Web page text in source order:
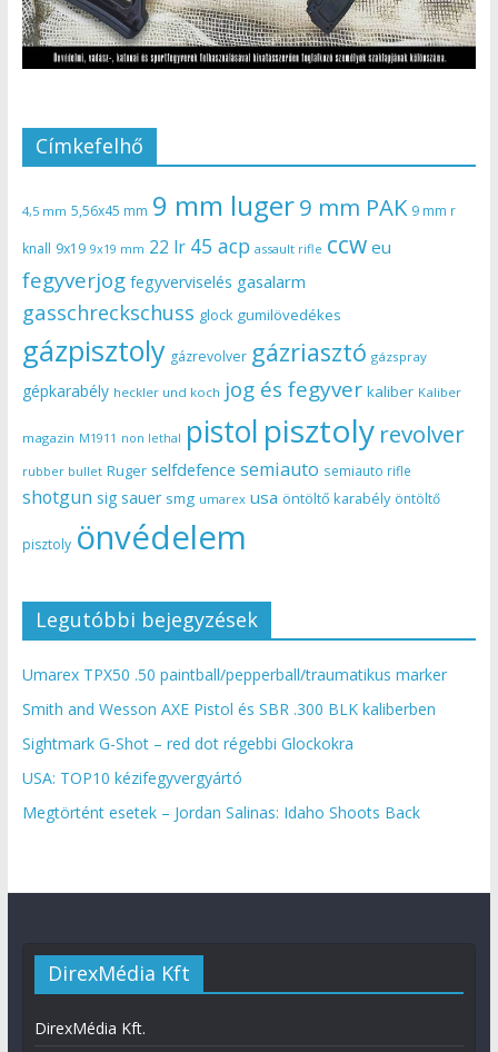
Címkefelhő
4,5 mm 5,56x45 mm 9 mm luger9 mm PAK 9 mm r
knall 9x19 9x19 mm 22 lr 45 acp assault rifle ccw eu
fegyverjog fegyverviselés gasalarm
gasschreckschuss glock gumilövedékes
gázpisztoly gázrevolver gázriasztó gázspray
gépkarabély heckler und koch jog és fegyver kaliber Kaliber
magazin M1911 non lethal pistol pisztoly revolver
rubber bullet Ruger selfdefence semiauto semiauto rifle
shotgun sig sauer smg umarex usa öntöltő karabély öntöltő
pisztoly önvédelem
Legutóbbi bejegyzések
Umarex TPX50 .50 paintball/pepperball/traumatikus marker
Smith and Wesson AXE Pistol és SBR .300 BLK kaliberben
Sightmark G-Shot – red dot régebbi Glockokra
USA: TOP10 kézifegyvergyártó
Megtörtént esetek – Jordan Salinas: Idaho Shoots Back
DirexMédia Kft
DirexMédia Kft.